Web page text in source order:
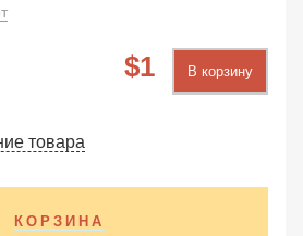
1 В корзину
товара
КОРЗИНА